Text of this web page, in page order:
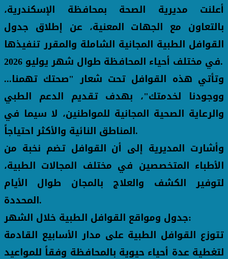
أعلنت مديرية الصحة بمحافظة الإسكندرية،
بالتعاون مع الجهات المعنية، عن إطلاق جدول
القوافل الطبية المجانية الشاملة والمقرر تنفيذها
في مختلف أحياء المحافظة طوال شهر يوليو 2026.
وتأتي هذه القوافل تحت شعار "صحتك تهمنا...
ووجودنا لخدمتك"، بهدف تقديم الدعم الطبي
والرعاية الصحية المجانية للمواطنين، لا سيما في
المناطق النائية والأكثر احتياجاً.
وأشارت المديرية إلى أن القوافل تضم نخبة من
الأطباء المتخصصين في مختلف المجالات الطبية،
لتوفير الكشف والعلاج بالمجان طوال الأيام
المحددة.
جدول ومواقع القوافل الطبية خلال الشهر:
تتوزع القوافل الطبية على مدار الأسابيع القادمة
لتغطية عدة أحياء حيوية بالمحافظة وفقاً للمواعيد